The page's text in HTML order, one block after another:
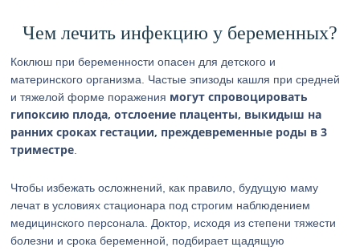
Чем лечить инфекцию у беременных?
Коклюш при беременности опасен для детского и
материнского организма. Частые эпизоды кашля при средней
и тяжелой форме поражения могут спровоцировать
гипоксию плода, отслоение плаценты, выкидыш на
ранних сроках гестации, преждевременные роды в 3
триместре
Чтобы избежать осложнений, как правило, будущую маму
лечат в условиях стационара под строгим наблюдением
медицинского персонала. Доктор, исходя из степени тяжести
болезни и срока беременной, подбирает щадящую